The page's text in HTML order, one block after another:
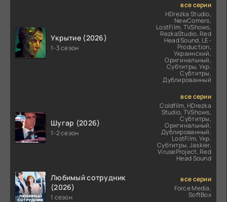
Укрытие (2026)
1-3 сезон
все серии
HDrezka Studio,
NewComers,
LostFilm, TVShows,
RezkaStudio, Red
Head Sound, LE-
Production,
Украинский,
Оригинальный,
Субтитры, Укр.
Субтитры,
Дублированный
Шугар (2026)
1-2 сезон
все серии
Coldfilm, HDrezka
Studio, TVShows,
Субтитры,
Оригинальный,
Дублированный,
LostFilm, Укр.
Субтитры, Jaskier,
ViruseProject, Red
Head Sound
Любимый сотрудник
(2026)
1 сезон
все серии
Force Media,
SoftBox